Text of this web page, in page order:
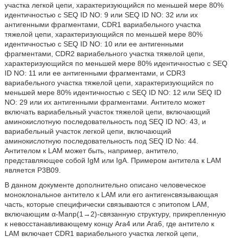
участка легкой цепи, характеризующийся по меньшей мере 80%
идентичностью с SEQ ID NO: 9 или SEQ ID NO: 32 или их
антигенными фрагментами, CDR1 вариабельного участка
тяжелой цепи, характеризующийся по меньшей мере 80%
идентичностью с SEQ ID NO: 10 или ее антигенными
фрагментами, CDR2 вариабельного участка тяжелой цепи,
характеризующийся по меньшей мере 80% идентичностью с SEQ
ID NO: 11 или ее антигенными фрагментами, и CDR3
вариабельного участка тяжелой цепи, характеризующийся по
меньшей мере 80% идентичностью с SEQ ID NO: 12 или SEQ ID
NO: 29 или их антигенными фрагментами. Антитело может
включать вариабельный участок тяжелой цепи, включающий
аминокислотную последовательность под SEQ ID NO: 43, и
вариабельный участок легкой цепи, включающий
аминокислотную последовательность под SEQ ID No: 44.
Антителом к LAM может быть, например, антитело,
представляющее собой IgM или IgA. Примером антитела к LAM
является Р3В09.
В данном документе дополнительно описано человеческое
моноклональное антитело к LAM или его антигенсвязывающая
часть, которые специфически связываются с эпитопом LAM,
включающим α-Manp(1→2)-связанную структуру, прикрепленную
к невосстанавливающему концу Ara4 или Ara6, где антитело к
LAM включает CDR1 вариабельного участка легкой цепи,